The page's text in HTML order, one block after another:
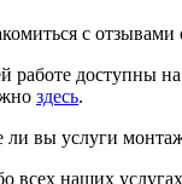
с
работе доступны
здесь.
ли вы услуги
всех наших